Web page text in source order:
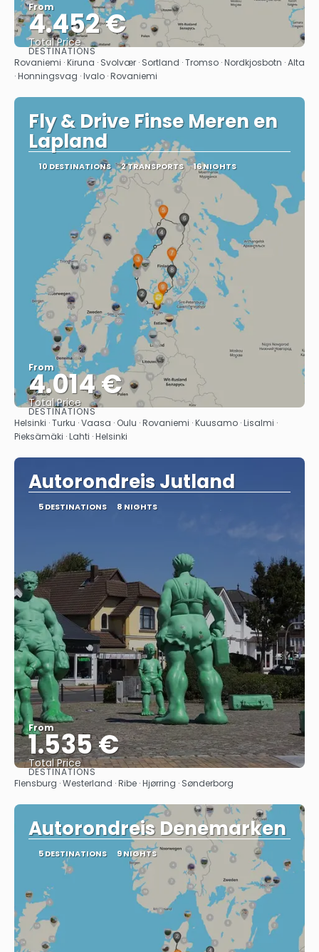
From
4.452 €
Total Price
See
DESTINATIONS
Rovaniemi · Kiruna · Svolvær · Sortland · Tromso · Nordkjosbotn · Alta
· Honningsvag · Ivalo · Rovaniemi
Fly & Drive Finse Meren en
Lapland
10 DESTINATIONS 2 TRANSPORTS 16 NIGHTS
From
4.014 €
Total Price
See
DESTINATIONS
Helsinki · Turku · Vaasa · Oulu · Rovaniemi · Kuusamo · Lisalmi ·
Pieksämäki · Lahti · Helsinki
Autorondreis Jutland
5 DESTINATIONS 8 NIGHTS
From
1.535 €
Total Price
See
DESTINATIONS
Flensburg · Westerland · Ribe · Hjørring · Sønderborg
Autorondreis Denemarken
5 DESTINATIONS 9 NIGHTS